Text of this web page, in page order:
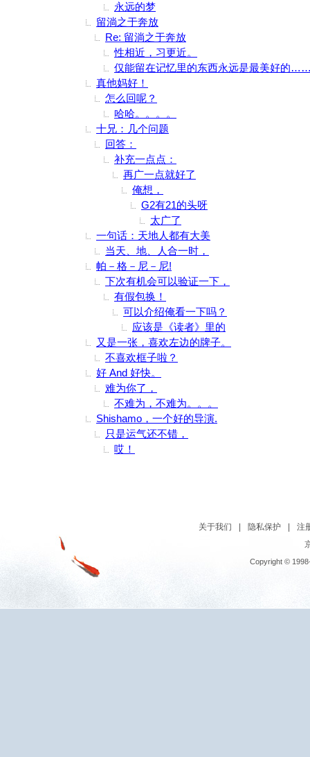
永远的梦
留淌之于奔放
Re: 留淌之于奔放
性相近，习更近。
仅能留在记忆里的东西永远是最美好的
真他妈好！
怎么回呢？
哈哈。。。。
十兄：几个问题
回答：
补充一点点：
再广一点就好了
俺想，
G2有21的头呀
太广了
一句话：天地人都有大美
当天、地、人合一时，
帕－格－尼－尼!
下次有机会可以验证一下，
有假包换！
可以介绍俺看一下吗？
应该是《读者》里的
又是一张，喜欢左边的牌子。
不喜欢框子啦？
好 And 好快。
难为你了，
不难为，不难为。。。
Shishamo，一个好的导演.
只是运气还不错，
哎！
关于我们 隐私保护
注
Copyright ©